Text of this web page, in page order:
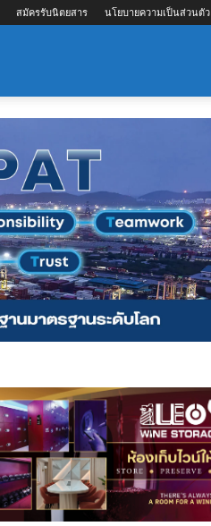
สมัครรับนิตยสาร นโยบายความเป็นส่วนตัว